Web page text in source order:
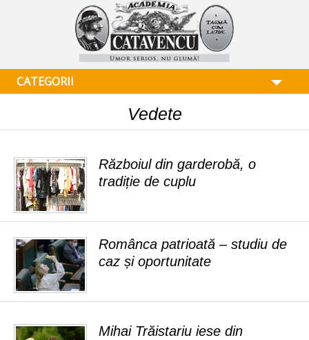
CATEGORII
Vedete
Războiul din garderobă, o
tradiție de cuplu
Românca patrioată – studiu de
caz și oportunitate
Mihai Trăistariu iese din